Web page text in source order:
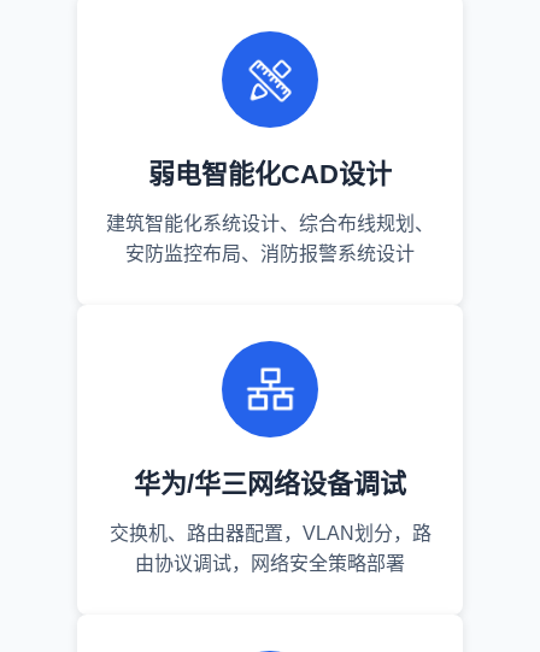
弱电智能化CAD设计
建筑智能化系统设计、综合布线规划、
安防监控布局、消防报警系统设计
华为/华三网络设备调试
交换机、路由器配置，VLAN划分，路
由协议调试，网络安全策略部署